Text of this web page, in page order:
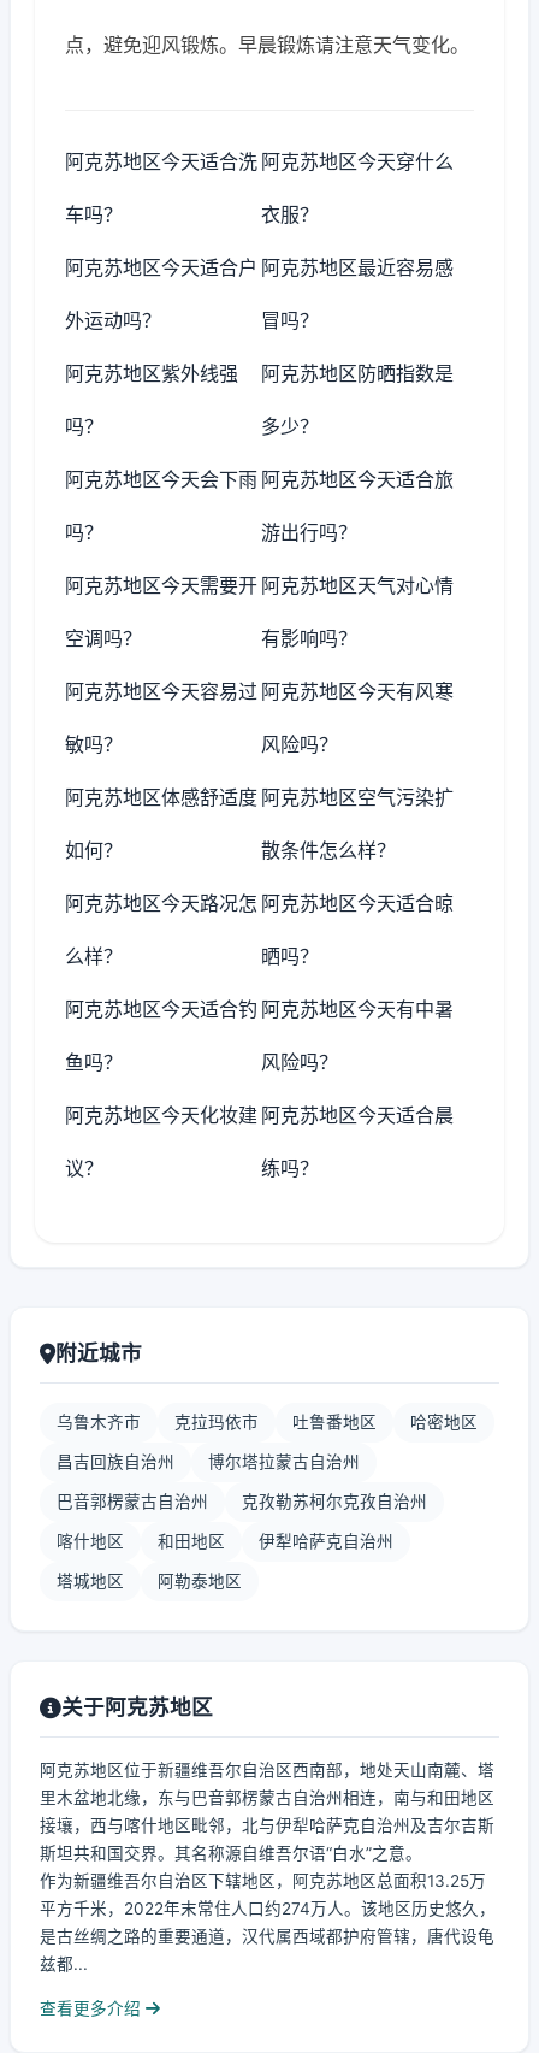
点，避免迎风锻炼。早晨锻炼请注意天气变化。
阿克苏地区今天适合洗
车吗？
阿克苏地区今天穿什么
衣服？
阿克苏地区今天适合户
外运动吗？
阿克苏地区最近容易感
冒吗？
阿克苏地区紫外线强
吗？
阿克苏地区防晒指数是
多少？
阿克苏地区今天会下雨
吗？
阿克苏地区今天适合旅
游出行吗？
阿克苏地区今天需要开
空调吗？
阿克苏地区天气对心情
有影响吗？
阿克苏地区今天容易过
敏吗？
阿克苏地区今天有风寒
风险吗？
阿克苏地区体感舒适度
如何？
阿克苏地区空气污染扩
散条件怎么样？
阿克苏地区今天路况怎
么样？
阿克苏地区今天适合晾
晒吗？
阿克苏地区今天适合钓
鱼吗？
阿克苏地区今天有中暑
风险吗？
阿克苏地区今天化妆建
议？
阿克苏地区今天适合晨
练吗？
附近城市
乌鲁木齐市 克拉玛依市 吐鲁番地区 哈密地区
昌吉回族自治州 博尔塔拉蒙古自治州
巴音郭楞蒙古自治州 克孜勒苏柯尔克孜自治州
喀什地区 和田地区 伊犁哈萨克自治州
塔城地区 阿勒泰地区
关于阿克苏地区
阿克苏地区位于新疆维吾尔自治区西南部，地处天山南麓、塔
里木盆地北缘，东与巴音郭楞蒙古自治州相连，南与和田地区
接壤，西与喀什地区毗邻，北与伊犁哈萨克自治州及吉尔吉斯
斯坦共和国交界。其名称源自维吾尔语“白水”之意。
作为新疆维吾尔自治区下辖地区，阿克苏地区总面积13.25万
平方千米，2022年末常住人口约274万人。该地区历史悠久，
是古丝绸之路的重要通道，汉代属西域都护府管辖，唐代设龟
兹都...
查看更多介绍